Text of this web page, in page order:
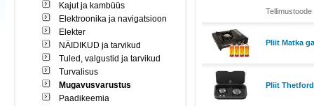
Kajut ja kambüüs
Elektroonika ja navigatsioon
Elekter
NÄIDIKUD ja tarvikud
Tuled, valgustid ja tarvikud
Turvalisus
Mugavusvarustus
Paadikeemia
Tellimustoode
Pliit Matka
Pliit